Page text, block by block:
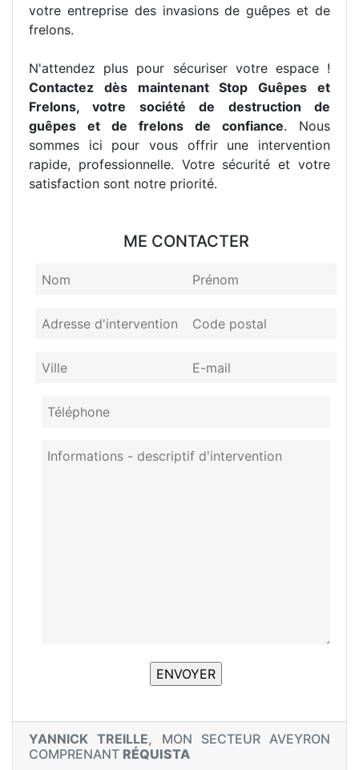
votre entreprise des invasions de guêpes et de
frelons.
N'attendez plus pour sécuriser votre espace !
Contactez dès maintenant Stop Guêpes et
Frelons, votre société de destruction de
guêpes et de frelons de confiance. Nous
sommes ici pour vous offrir une intervention
rapide, professionnelle. Votre sécurité et votre
satisfaction sont notre priorité.
ME CONTACTER
YANNICK TREILLE, MON SECTEUR AVEYRON
COMPRENANT RÉQUISTA